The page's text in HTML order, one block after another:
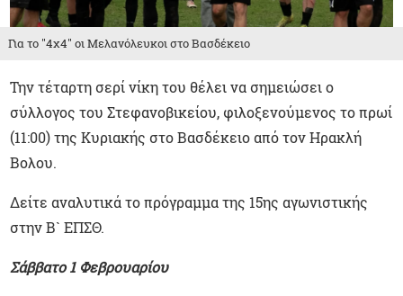
Για το "4χ4" οι Μελανόλευκοι στο Βασδέκειο
Την τέταρτη σερί νίκη του θέλει να σημειώσει ο
σύλλογος του Στεφανοβικείου, φιλοξενούμενος το πρωί
(11:00) της Κυριακής στο Βασδέκειο από τον Ηρακλή
Βολου.
Δείτε αναλυτικά το πρόγραμμα της 15ης αγωνιστικής
στην Β` ΕΠΣΘ.
Σάββατο 1 Φεβρουαρίου